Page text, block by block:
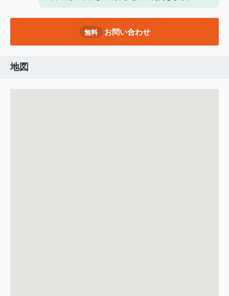
無料 お問い合わせ
地図